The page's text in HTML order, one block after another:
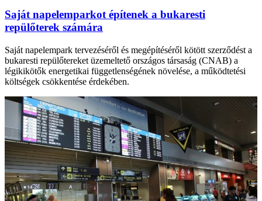
Saját napelemparkot építenek a bukaresti
repülőterek számára
Saját napelempark tervezéséről és megépítéséről kötött szerződést a
bukaresti repülőtereket üzemeltető országos társaság (CNAB) a
légikikötők energetikai függetlenségének növelése, a működtetési
költségek csökkentése érdekében.